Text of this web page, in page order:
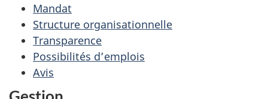
Mandat
Structure organisationnelle
Transparence
Possibilités d’emplois
Avis